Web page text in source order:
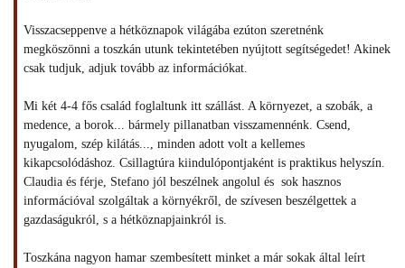
Visszacseppenve a hétköznapok világába ezúton szeretnénk
megköszönni a toszkán utunk tekintetében nyújtott segítségedet! Akinek
csak tudjuk, adjuk tovább az információkat.
Mi két 4-4 fős család foglaltunk itt szállást. A környezet, a szobák, a
medence, a borok... bármely pillanatban visszamennénk. Csend,
nyugalom, szép kilátás..., minden adott volt a kellemes
kikapcsolódáshoz. Csillagtúra kiindulópontjaként is praktikus helyszín.
Claudia és férje, Stefano jól beszélnek angolul és sok hasznos
információval szolgáltak a környékről, de szívesen beszélgettek a
gazdaságukról, s a hétköznapjainkról is.
Toszkána nagyon hamar szembesített minket a már sokak által leírt